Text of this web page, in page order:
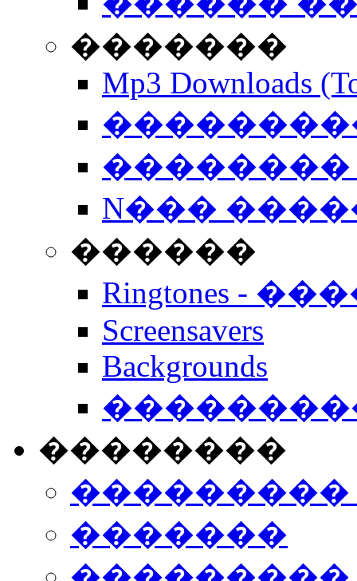
�������
Mp3 Downloads
��������
N���
������
Ringtones -
Screensavers
Backgrounds
��������
���������
�������